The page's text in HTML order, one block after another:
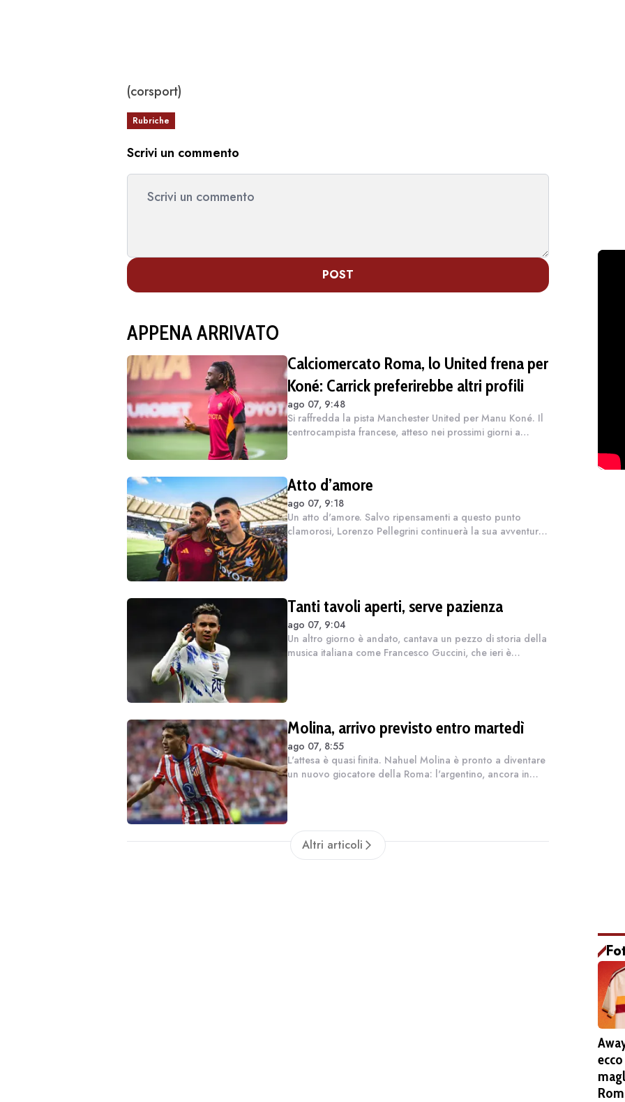
(corsport)
Rubriche
Scrivi un commento
POST
APPENA ARRIVATO
Calciomercato Roma, lo United frena per
Koné: Carrick preferirebbe altri profili
ago 07, 9:48
Si raffredda la pista Manchester United per Manu Koné. Il
centrocampista francese, atteso nei prossimi giorni a
Atto d’amore
ago 07, 9:18
Un atto d'amore. Salvo ripensamenti a questo punto
clamorosi, Lorenzo Pellegrini continuerà la sua avventura
Tanti tavoli aperti, serve pazienza
ago 07, 9:04
Un altro giorno è andato, cantava un pezzo di storia della
musica italiana come Francesco Guccini, che ieri è
Molina, arrivo previsto entro martedì
ago 07, 8:55
L'attesa è quasi finita. Nahuel Molina è pronto a diventare
un nuovo giocatore della Roma: l'argentino, ancora in
Altri articoli